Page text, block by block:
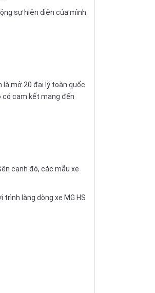
sự hiện diện của mình
là mở 20 đại lý toàn quốc
có cam kết mang đến
cạnh đó, các mẫu xe
trình làng dòng xe MG HS